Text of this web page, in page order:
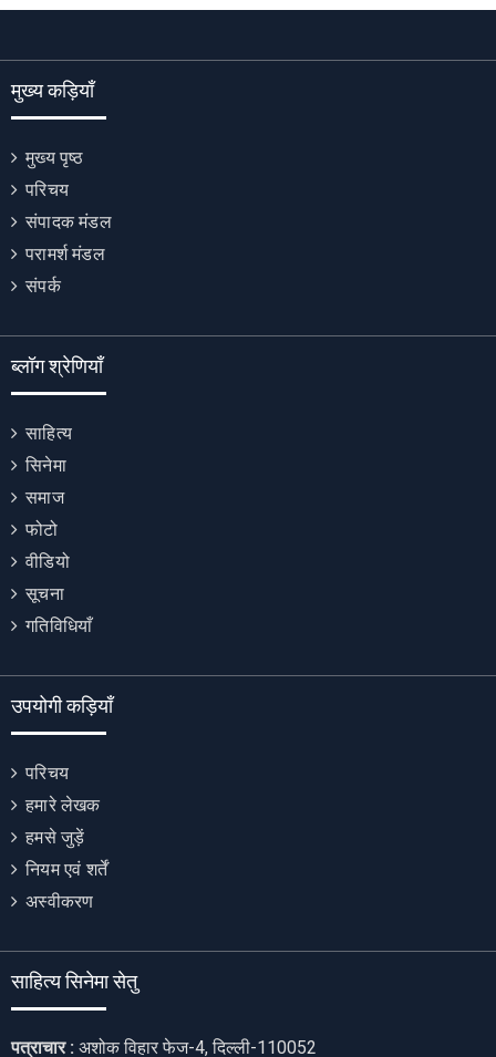
मुख्य कड़ियाँ
मुख्य पृष्ठ
परिचय
संपादक मंडल
परामर्श मंडल
संपर्क
ब्लॉग श्रेणियाँ
साहित्य
सिनेमा
समाज
फोटो
वीडियो
सूचना
गतिविधियाँ
उपयोगी कड़ियाँ
परिचय
हमारे लेखक
हमसे जुड़ें
नियम एवं शर्तें
अस्वीकरण
साहित्य सिनेमा सेतु
पत्राचार : अशोक विहार फेज-4, दिल्ली-110052